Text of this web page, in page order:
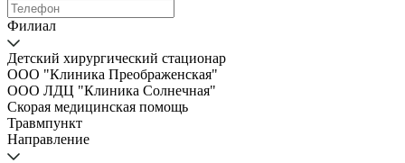
Филиал
Детский хирургический стационар
ООО "Клиника Преображенская"
ООО ЛДЦ "Клиника Солнечная"
Скорая медицинская помощь
Травмпункт
Направление